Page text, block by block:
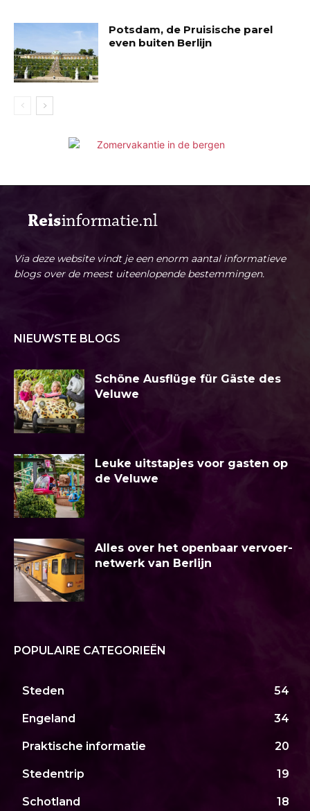
Potsdam, de Pruisische parel
even buiten Berlijn
Via deze website vindt je een enorm aantal informatieve
blogs over de meest uiteenlopende bestemmingen.
NIEUWSTE BLOGS
Schöne Ausflüge für Gäste des
Veluwe
Leuke uitstapjes voor gasten op
de Veluwe
Alles over het openbaar vervoer-
netwerk van Berlijn
POPULAIRE CATEGORIEËN
Steden 54
Engeland 34
Praktische informatie 20
Stedentrip 19
Schotland 18